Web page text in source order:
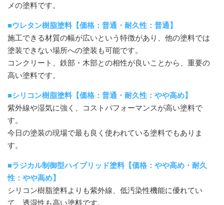
メの塗料です。
■ウレタン樹脂塗料【価格：普通・耐久性：普通】
施工できる材質の幅が広いという特徴があり、他の塗料では
塗装できない場所への塗装も可能です。
コンクリート、鉄部・木部との相性が良いことから、重要の
高い塗料です。
■シリコン樹脂塗料【価格：普通・耐久性：やや高め】
紫外線や湿気に強く、コストパフォーマンスが高い塗料で
す。
今日の塗装の現場で最も良く使われている塗料でもありま
す。
■ラジカル制御型ハイブリッド塗料【価格：やや高め・耐久
性：やや高め】
シリコン樹脂塗料よりも紫外線、低汚染性機能に優れてい
て、透湿性も高い塗料です。